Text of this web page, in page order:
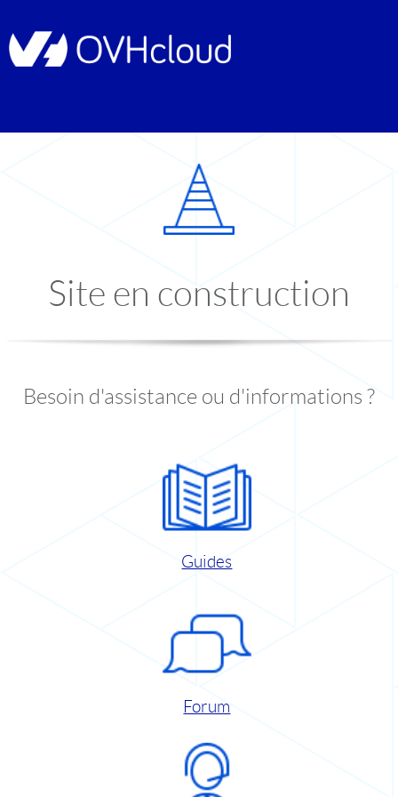
Site en construction
Besoin d'assistance ou d'informations ?
Guides
Forum